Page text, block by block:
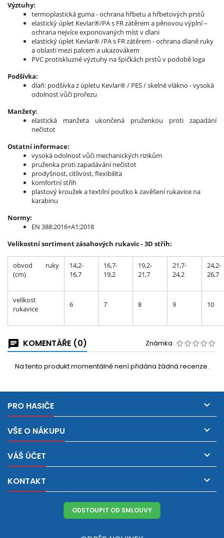
Výztuhy:
termoplastická guma - ochrana hřbetu a hřbetových prstů
elastický úplet Kevlar®/PA s FR zátěrem a pěnovou výplní –
ochrana nejvíce exponovaných míst v dlani
elastický úplet Kevlar® /PA s FR zátěrem - ochrana dlaně ruky
a oblasti mezi palcem a ukazovákem
PVC protiskluzné výztuhy na špičkách prstů v podobě loga
Podšívka:
dlaň: podšívka z úpletu Kevlar® / PES / skelné vlákno - vysoká
odolnost vůči prořezu
Manžety:
elastická manžeta ukončená pruženkou proti zapadání
nečistot
Ostatní informace:
vysoká odolnost vůči mechanických rizikům
pruženka proti zapadávání nečistot
prodyšnost, citlivost, flexibilita
komfortní střih
plastový kroužek a textilní poutko k zavěšení rukavice na
karabinu
Normy:
EN 388:2016+A1:2018
Velikostní sortiment zásahových rukavic - 3D střih:
obvod ruky
(cm)
14,2-
16,7
16,7-
19,2
19,2-
21,7
21,7-
24,2
24,2-
26,7
velikost
rukavice
6 7 8 9 10
KOMENTÁŘE (0) Známka
Na tento produkt momentálně není přidána žádná recenze.
PRO HASIČE 
VŠE O NÁKUPU 
VÁŠ ÚČET 
KONTAKT 
ODSTOUPIT OD SMLOUVY